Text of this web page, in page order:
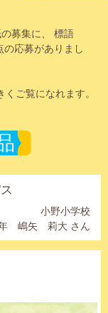
募集に、 標語
応募がありまし
ご覧になれます。
小野小学校
嶋矢 莉大 さん